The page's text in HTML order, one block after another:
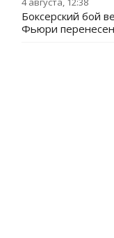
Боксерский бой
Фьюри